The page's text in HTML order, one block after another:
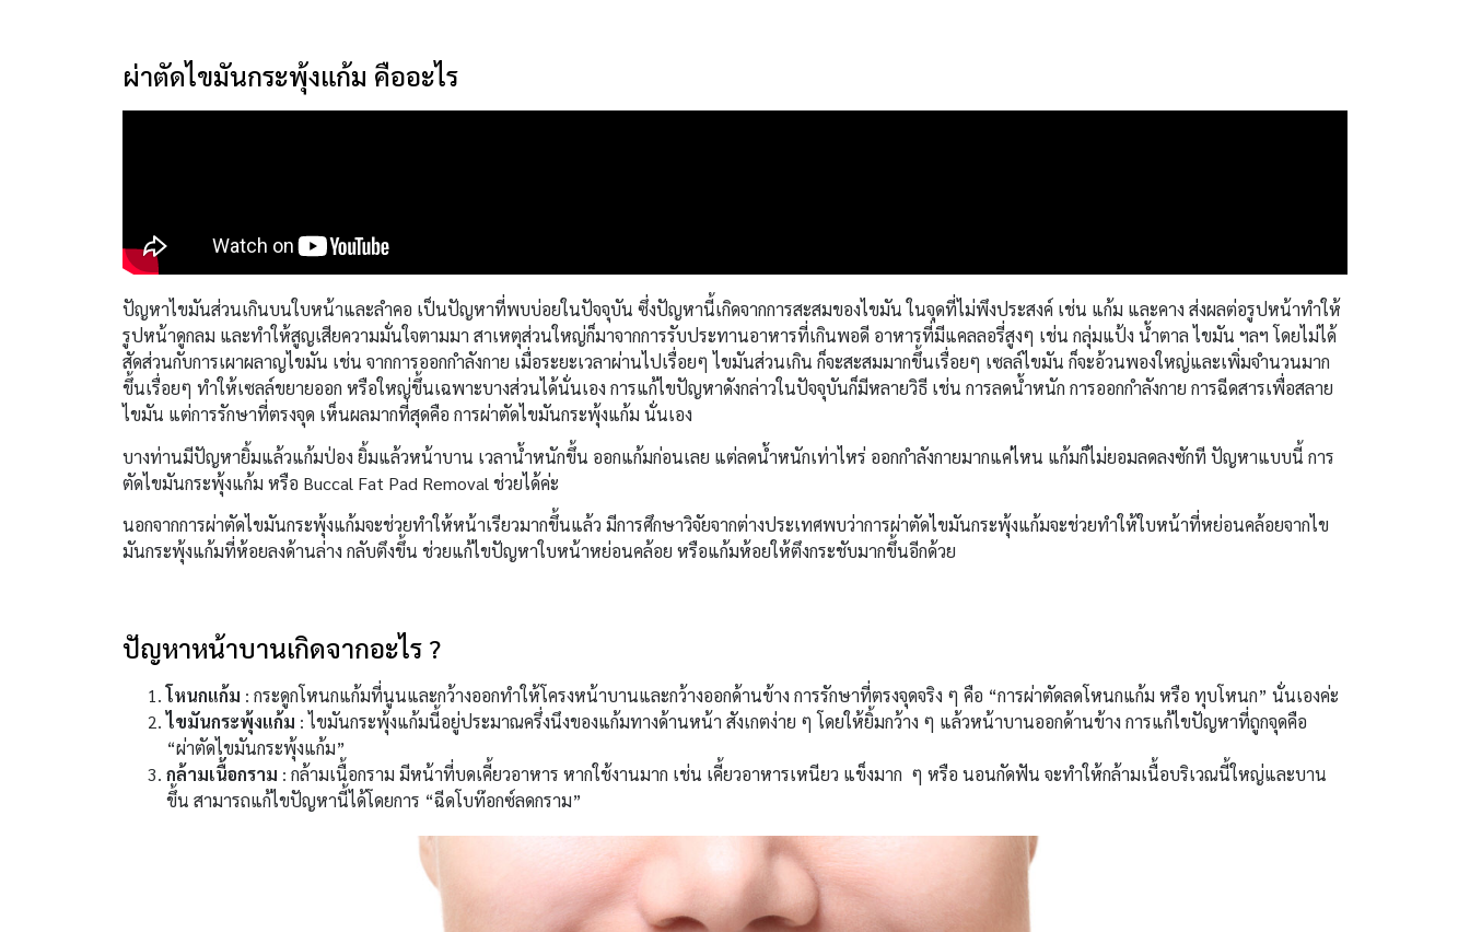
ผ่าตัดไขมันกระพุ้งแก้ม คืออะไร
ปัญหาไขมันส่วนเกินบนใบหน้าและลำคอ เป็นปัญหาที่พบบ่อยในปัจจุบัน ซึ่งปัญหานี้เกิดจากการสะสมของไขมัน ในจุดที่ไม่พึงประสงค์ เช่น แก้ม และคาง ส่งผลต่อรูปหน้าทำให้
รูปหน้าดูกลม และทำให้สูญเสียความมั่นใจตามมา สาเหตุส่วนใหญ่ก็มาจากการรับประทานอาหารที่เกินพอดี อาหารที่มีแคลลอรี่สูงๆ เช่น กลุ่มแป้ง น้ำตาล ไขมัน ฯลฯ โดยไม่ได้
สัดส่วนกับการเผาผลาญไขมัน เช่น จากการออกกำลังกาย เมื่อระยะเวลาผ่านไปเรื่อยๆ ไขมันส่วนเกิน ก็จะสะสมมากขึ้นเรื่อยๆ เซลล์ไขมัน ก็จะอ้วนพองใหญ่และเพิ่มจำนวนมาก
ขึ้นเรื่อยๆ ทำให้เซลล์ขยายออก หรือใหญ่ขึ้นเฉพาะบางส่วนได้นั่นเอง การแก้ไขปัญหาดังกล่าวในปัจจุบันก็มีหลายวิธี เช่น การลดน้ำหนัก การออกกำลังกาย การฉีดสารเพื่อสลาย
ไขมัน แต่การรักษาที่ตรงจุด เห็นผลมากที่สุดคือ การผ่าตัดไขมันกระพุ้งแก้ม นั่นเอง
บางท่านมีปัญหายิ้มแล้วแก้มป่อง ยิ้มแล้วหน้าบาน เวลาน้ำหนักขึ้น ออกแก้มก่อนเลย แต่ลดน้ำหนักเท่าไหร่ ออกกำลังกายมากแค่ไหน แก้มก็ไม่ยอมลดลงซักที ปัญหาแบบนี้ การ
ตัดไขมันกระพุ้งแก้ม หรือ Buccal Fat Pad Removal ช่วยได้ค่ะ
นอกจากการผ่าตัดไขมันกระพุ้งแก้มจะช่วยทำให้หน้าเรียวมากขึ้นแล้ว มีการศึกษาวิจัยจากต่างประเทศพบว่าการผ่าตัดไขมันกระพุ้งแก้มจะช่วยทำให้ใบหน้าที่หย่อนคล้อยจากไข
มันกระพุ้งแก้มที่ห้อยลงด้านล่าง กลับตึงขึ้น ช่วยแก้ไขปัญหาใบหน้าหย่อนคล้อย หรือแก้มห้อยให้ตึงกระชับมากขึ้นอีกด้วย
ปัญหาหน้าบานเกิดจากอะไร ?
โหนกแก้ม : กระดูกโหนกแก้มที่นูนและกว้างออกทำให้โครงหน้าบานและกว้างออกด้านข้าง การรักษาที่ตรงจุดจริง ๆ คือ “การผ่าตัดลดโหนกแก้ม หรือ ทุบโหนก” นั่นเองค่ะ
ไขมันกระพุ้งแก้ม : ไขมันกระพุ้งแก้มนี้อยู่ประมาณครึ่งนึงของแก้มทางด้านหน้า สังเกตง่าย ๆ โดยให้ยิ้มกว้าง ๆ แล้วหน้าบานออกด้านข้าง การแก้ไขปัญหาที่ถูกจุดคือ
“ผ่าตัดไขมันกระพุ้งแก้ม”
กล้ามเนื้อกราม : กล้ามเนื้อกราม มีหน้าที่บดเคี้ยวอาหาร หากใช้งานมาก เช่น เคี้ยวอาหารเหนียว แข็งมาก ๆ หรือ นอนกัดฟัน จะทำให้กล้ามเนื้อบริเวณนี้ใหญ่และบาน
ขึ้น สามารถแก้ไขปัญหานี้ได้โดยการ “ฉีดโบท๊อกซ์ลดกราม”